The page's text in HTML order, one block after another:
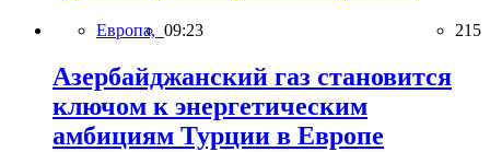
Европа, 09:23 215
Азербайджанский газ становится
ключом к энергетическим
амбициям Турции в Европе